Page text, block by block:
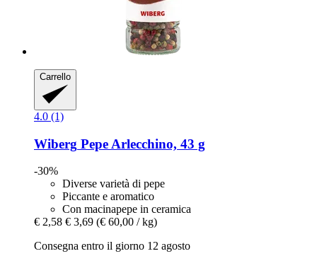
Carrello
4.0 (1)
Wiberg Pepe Arlecchino, 43 g
-30%
Diverse varietà di pepe
Piccante e aromatico
Con macinapepe in ceramica
€ 2,58 € 3,69 (€ 60,00 / kg)
Consegna entro il giorno 12 agosto